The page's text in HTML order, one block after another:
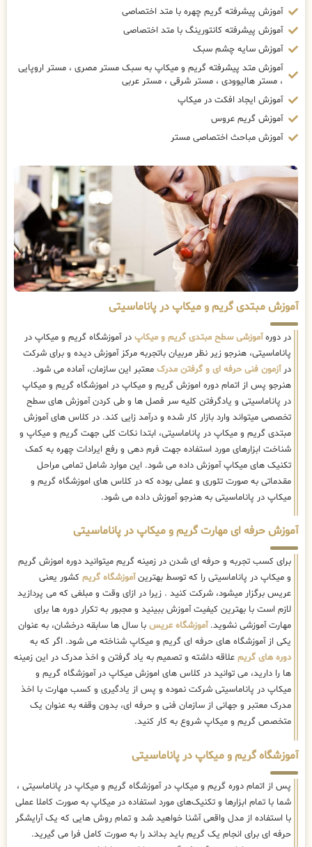
آموزش پیشرفته گریم چهره با متد اختصاصی
آموزش پیشرفته کانتورینگ با متد اختصاصی
آموزش سایه چشم سبک
آموزش متد پیشرفته گریم و میکاپ به سبک مستر مصری ، مستر اروپایی
، مستر هالیوودی ، مستر شرقی ، مستر عربی
آموزش ایجاد افکت در میکاپ
آموزش گریم عروس
آموزش مباحث اختصاصی مستر
آموزش مبتدی گریم و میکاپ در پاناماسیتی
در دورهآموزشی سطح مبتدی گریم و میکاپ در آموزشگاه گریم و میکاپ در
پاناماسیتی، هنرجو زیر نظر مربیان باتجربه مرکز آموزش دیده و برای شرکت
درآزمون فنی حرفه ای و گرفتن مدرک معتبر این سازمان، آماده می شود.
هنرجو پس از اتمام دوره اموزش گریم و میکاپ در اموزشگاه گریم و میکاپ
در پاناماسیتی و یادگرفتن کلیه سر فصل ها و طی کردن آموزش های سطح
تخصصی میتواند وارد بازار کار شده و درآمد زایی کند. در کلاس های آموزش
مبتدی گریم و میکاپ در پاناماسیتی، ابتدا نکات کلی جهت گریم و میکاپ و
شناخت ابزارهای مورد استفاده جهت فرم دهی و رفع ایرادات چهره به کمک
تکنیک های میکاپ آموزش داده می شود. این موارد شامل تمامی مراحل
مقدماتی به صورت تئوری و عملی بوده که در کلاس های اموزشگاه گریم و
میکاپ در پاناماسیتی به هنرجو آموزش داده می شود.
آموزش حرفه ای مهارت گریم و میکاپ در پاناماسیتی
برای کسب تجربه و حرفه ای شدن در زمینه گریم میتوانید دوره اموزش گریم
و میکاپ در پاناماسیتی را که توسط بهترینآموزشگاه گریم کشور یعنی
عریس برگزار میشود، شرکت کنید . زیرا در ازای وقت و مبلغی که می پردازید
لازم است با بهترین کیفیت آموزش ببینید و مجبور به تکرار دوره ها برای
مهارت آموزشی نشوید.آموزشگاه عریس با سال ها سابقه درخشان، به عنوان
یکی از آموزشگاه های حرفه ای گریم و میکاپ شناخته می شود. اگر که به
دوره های گریم علاقه داشته و تصمیم به یاد گرفتن و اخذ مدرک در این زمینه
ها را دارید، می توانید در کلاس های اموزش میکاپ در آموزشگاه گریم و
میکاپ در پاناماسیتی شرکت نموده و پس از یادگیری و کسب مهارت با اخذ
مدرک معتبر و جهانی از سازمان فنی و حرفه ای، بدون وقفه به عنوان یک
متخصص گریم و میکاپ شروع به کار کنید.
آموزشگاه گریم و میکاپ در پاناماسیتی
پس از اتمام دوره گریم و میکاپ در آموزشگاه گریم و میکاپ در پاناماسیتی ،
شما با تمام ابزارها و تکنیک‌های مورد استفاده در میکاپ به صورت کاملا عملی
با استفاده از مدل واقعی آشنا خواهید شد و تمام روش هایی که یک آرایشگر
حرفه ای برای انجام یک گریم باید بداند را به صورت کامل فرا می گیرید.